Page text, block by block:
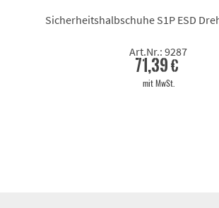
Sicherheitshalbschuhe S1P ESD
Art.Nr.: 9287
71,39 €
mit MwSt.